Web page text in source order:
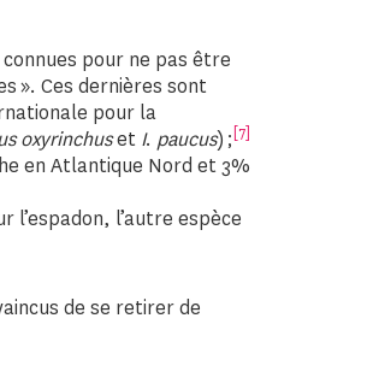
connues pour ne pas être
». Ces dernières sont
pour la
oxyrinchuset I. paucus) ; [7]
en Atlantique Nord et 3%
l’espadon, l’autre espèce
de se retirer de